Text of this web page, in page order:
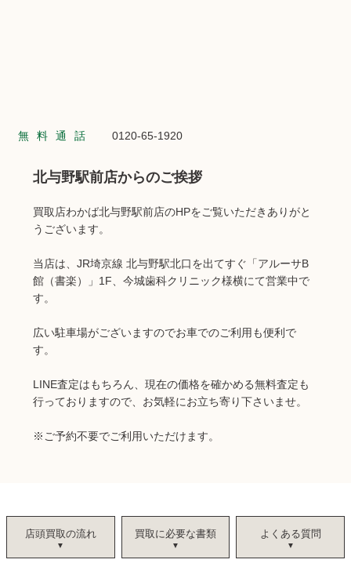
無料通話 0120-65-1920
北与野駅前店からのご挨拶
買取店わかば北与野駅前店のHPをご覧いただきありがと
うございます。
当店は、JR埼京線 北与野駅北口を出てすぐ「アルーサB
館（書楽）」1F、今城歯科クリニック様横にて営業中で
す。
広い駐車場がございますのでお車でのご利用も便利で
す。
LINE査定はもちろん、現在の価格を確かめる無料査定も
行っておりますので、お気軽にお立ち寄り下さいませ。
※ご予約不要でご利用いただけます。
店頭買取の流れ 買取に必要な書類 よくある質問